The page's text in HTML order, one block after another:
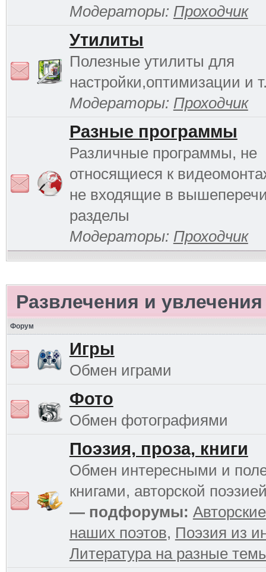
Модераторы: Проходчик
Утилиты
Полезные утилиты для
настройки,оптимизации и
Модераторы: Проходчик
Разные программы
Различные программы, не
относящиеся к
не входящие в
разделы
Модераторы: Проходчик
Развлечения и увлечения
Форум
Игры
Обмен играми
Фото
Обмен фотографиями
Поэзия, проза, книги
Обмен интересными и
книгами, авторской
— подфорумы:
наших поэтов, Поэзия из
Литература на разные